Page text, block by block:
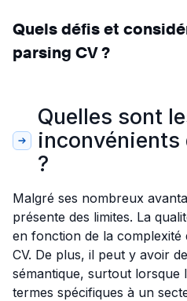
Quels défis et
parsing CV ?
Quelles sont
inconvénients
?
Malgré ses nombreux
présente des limites. La
en fonction de la complexité
CV. De plus, il peut y avoir
sémantique, surtout lorsque
termes spécifiques à un